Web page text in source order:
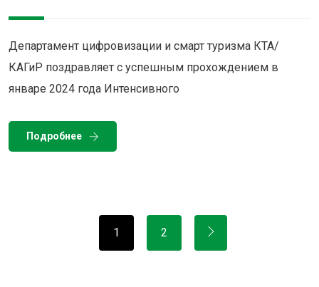
Департамент цифровизации и смарт туризма КТА/
КАГиР поздравляет с успешным прохождением в
январе 2024 года Интенсивного
Подробнее
1 2